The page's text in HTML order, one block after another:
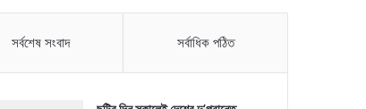
সর্বশেষ সংবাদ সর্বাধিক পঠিত